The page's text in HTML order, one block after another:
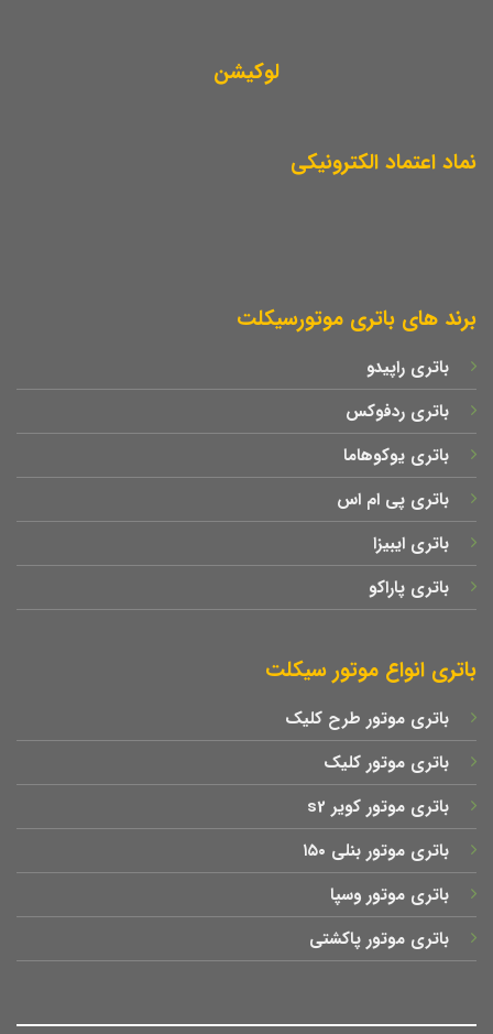
لوکیشن
نماد اعتماد الکترونیکی
برند های باتری موتورسیکلت
باتری راپیدو
باتری ردفوکس
باتری یوکوهاما
باتری پی ام اس
باتری ایبیزا
باتری پاراکو
باتری انواع موتور سیکلت
باتری موتور طرح کلیک
باتری موتور کلیک
باتری موتور کویر s2
باتری موتور بنلی ۱۵۰
باتری موتور وسپا
باتری موتور پاکشتی